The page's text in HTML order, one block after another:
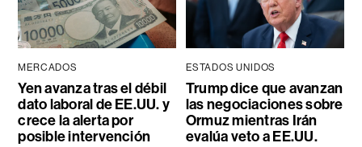
MERCADOS
Yen avanza tras el débil
dato laboral de EE.UU. y
crece la alerta por
posible intervención
ESTADOS UNIDOS
Trump dice que avanzan
las negociaciones sobre
Ormuz mientras Irán
evalúa veto a EE.UU.